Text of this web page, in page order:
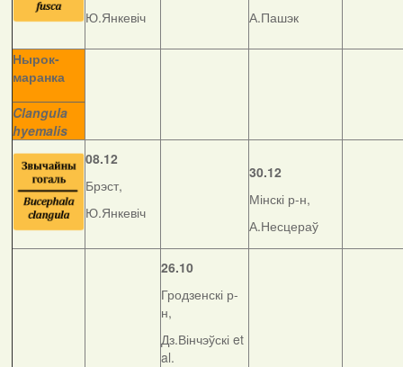
Ю.Янкевіч
А.Пашэк
Нырок-
маранка
Clangula
hyemalis
08.12
Брэст,
Ю.Янкевіч
30.12
Мінскі р-н,
А.Несцераў
26.10
Гродзенскі р-
н,
Дз.Вінчэўскі et
al.